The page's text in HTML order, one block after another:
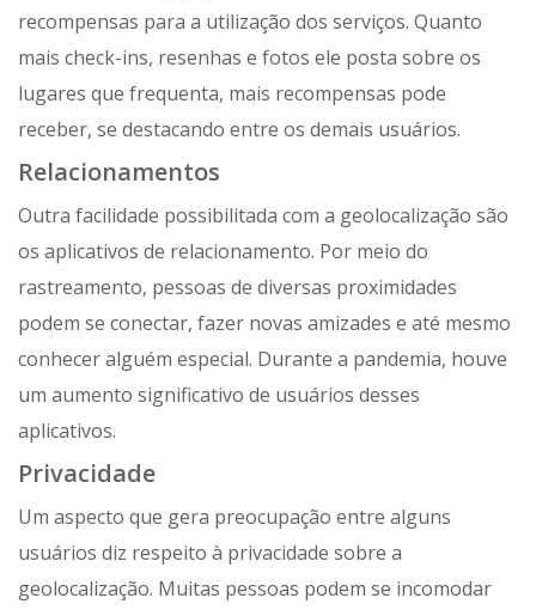
recompensas para a utilização dos serviços. Quanto
mais check-ins, resenhas e fotos ele posta sobre os
lugares que frequenta, mais recompensas pode
receber, se destacando entre os demais usuários.
Relacionamentos
Outra facilidade possibilitada com a geolocalização são
os aplicativos de relacionamento. Por meio do
rastreamento, pessoas de diversas proximidades
podem se conectar, fazer novas amizades e até mesmo
conhecer alguém especial. Durante a pandemia, houve
um aumento significativo de usuários desses
aplicativos.
Privacidade
Um aspecto que gera preocupação entre alguns
usuários diz respeito à privacidade sobre a
geolocalização. Muitas pessoas podem se incomodar